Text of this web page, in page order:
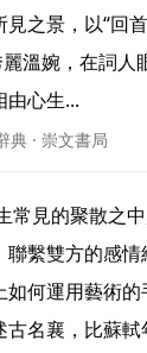
之景，以“回
溫婉，在詞人
由心生...
· 崇文書局
繫雙方的感
何運用藝術
名襄，比蘇